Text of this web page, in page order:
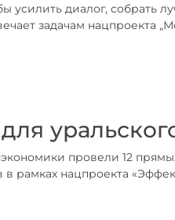
усилить диалог, собрать
задачам нацпроекта
провели 12
в рамках нацпроекта